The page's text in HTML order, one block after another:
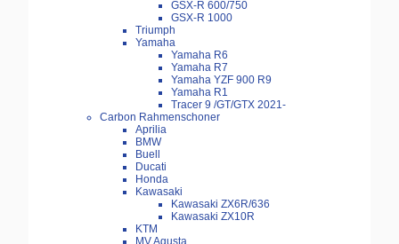
GSX-R 600/750
GSX-R 1000
Triumph
Yamaha
Yamaha R6
Yamaha R7
Yamaha YZF 900 R9
Yamaha R1
Tracer 9 /GT/GTX 2021-
Carbon Rahmenschoner
Aprilia
BMW
Buell
Ducati
Honda
Kawasaki
Kawasaki ZX6R/636
Kawasaki ZX10R
KTM
MV Agusta